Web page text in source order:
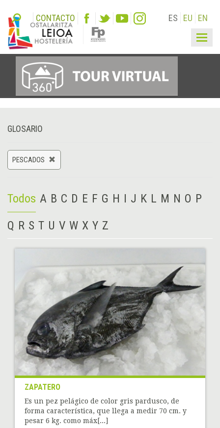
CONTACTO ES EU EN
GLOSARIO
PESCADOS
Todos A B C D E F G H I J K L M N O P
Q R S T U V W X Y Z
ZAPATERO
Es un pez pelágico de color gris pardusco, de
forma característica, que llega a medir 70 cm. y
pesar 6 kg. como máx[...]